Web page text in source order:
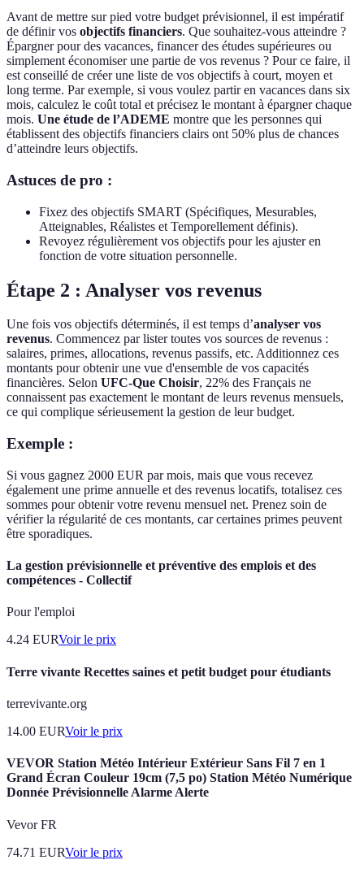
Avant de mettre sur pied votre budget prévisionnel, il est impératif
de définir vos objectifs financiers. Que souhaitez-vous atteindre ?
Épargner pour des vacances, financer des études supérieures ou
simplement économiser une partie de vos revenus ? Pour ce faire, il
est conseillé de créer une liste de vos objectifs à court, moyen et
long terme. Par exemple, si vous voulez partir en vacances dans six
mois, calculez le coût total et précisez le montant à épargner chaque
mois. Une étude de l’ADEME montre que les personnes qui
établissent des objectifs financiers clairs ont 50% plus de chances
d’atteindre leurs objectifs.
Astuces de pro :
Fixez des objectifs SMART (Spécifiques, Mesurables,
Atteignables, Réalistes et Temporellement définis).
Revoyez régulièrement vos objectifs pour les ajuster en
fonction de votre situation personnelle.
Étape 2 : Analyser vos revenus
Une fois vos objectifs déterminés, il est temps d’analyser vos
revenus. Commencez par lister toutes vos sources de revenus :
salaires, primes, allocations, revenus passifs, etc. Additionnez ces
montants pour obtenir une vue d'ensemble de vos capacités
financières. Selon UFC-Que Choisir, 22% des Français ne
connaissent pas exactement le montant de leurs revenus mensuels,
ce qui complique sérieusement la gestion de leur budget.
Exemple :
Si vous gagnez 2000 EUR par mois, mais que vous recevez
également une prime annuelle et des revenus locatifs, totalisez ces
sommes pour obtenir votre revenu mensuel net. Prenez soin de
vérifier la régularité de ces montants, car certaines primes peuvent
être sporadiques.
La gestion prévisionnelle et préventive des emplois et des
compétences - Collectif
Pour l'emploi
4.24 EURVoir le prix
Terre vivante Recettes saines et petit budget pour étudiants
terrevivante.org
14.00 EURVoir le prix
VEVOR Station Météo Intérieur Extérieur Sans Fil 7 en 1
Grand Écran Couleur 19cm (7,5 po) Station Météo Numérique
Donnée Prévisionnelle Alarme Alerte
Vevor FR
74.71 EURVoir le prix